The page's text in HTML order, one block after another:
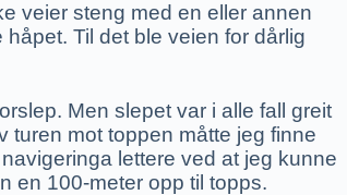
veier steng med en eller annen
Til det ble veien for dårlig
Men slepet var i alle fall greit
turen mot toppen måtte jeg finne
lettere ved at jeg kunne
en 100-meter opp til topps.